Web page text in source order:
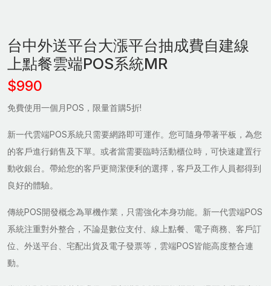
台中外送平台大漲平台抽成費自建線
上點餐雲端POS系統MR
$990
免費使用一個月POS，限量首購5折!
新一代雲端POS系統只需要網路即可運作。您可隨身帶著平板，為您
的客戶進行銷售及下單。或者當需要臨時活動櫃位時，可快速建置行
動收銀台。帶給您的客戶更簡潔便利的選擇，客戶及工作人員都得到
良好的體驗。
傳統POS開發概念為單機作業，只需強化本身功能。新一代雲端POS
系統注重對外整合，不論是數位支付、線上點餐、電子商務、客戶訂
位、外送平台、宅配出貨及電子發票等，雲端POS皆能高度整合連
動。